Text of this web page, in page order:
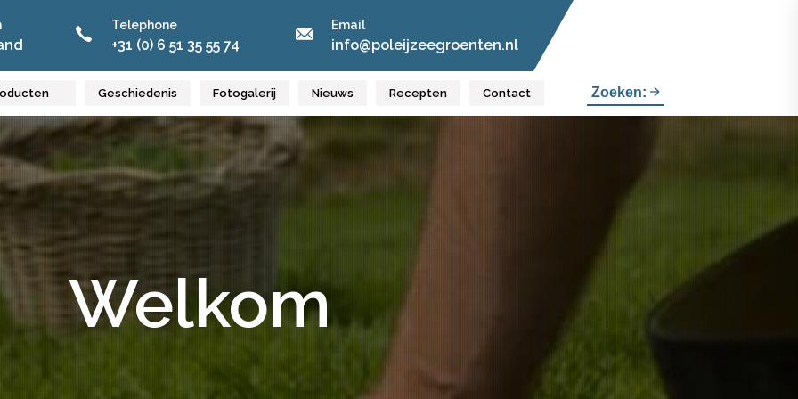
Telephone
+31 (0) 6 51 35 55 74
Email
info@poleijzeegroenten.nl
Geschiedenis Fotogalerij Nieuws Recepten Contact Zoeken:
Welkom